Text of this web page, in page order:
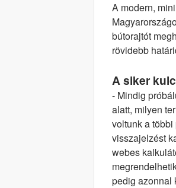
A modern,
bútorajtót
rövidebb
A siker
- Mindig
alatt, milyen
voltunk a
visszajelzést
webes
pedig azonnal